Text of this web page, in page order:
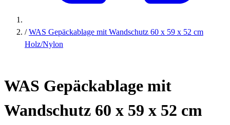
/ WAS Gepäckablage mit Wandschutz 60 x 59 x 52 cm
Holz/Nylon
WAS Gepäckablage mit
Wandschutz 60 x 59 x 52 cm